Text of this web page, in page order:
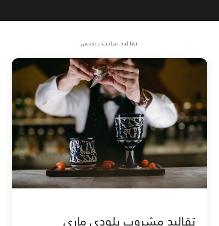
تقاليد سانت ريجيس
تقاليد مشروب بلودي ماري